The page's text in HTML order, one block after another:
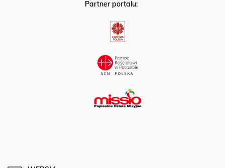
Partner portalu: